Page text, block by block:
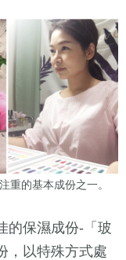
重的基本成份之一。
的保濕成份-「玻
，以特殊方式處